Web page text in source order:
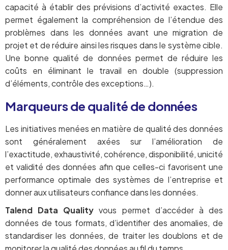
capacité à établir des prévisions d’activité exactes. Elle
permet également la compréhension de l’étendue des
problèmes dans les données avant une migration de
projet et de réduire ainsi les risques dans le système cible.
Une bonne qualité de données permet de réduire les
coûts en éliminant le travail en double (suppression
d’éléments, contrôle des exceptions…).
Marqueurs de qualité de données
Les initiatives menées en matière de qualité des données
sont généralement axées sur l’amélioration de
l’exactitude, exhaustivité, cohérence, disponibilité, unicité
et validité des données afin que celles-ci favorisent une
performance optimale des systèmes de l’entreprise et
donner aux utilisateurs confiance dans les données.
Talend Data Quality vous permet d’accéder à des
données de tous formats, d’identifier des anomalies, de
standardiser les données, de traiter les doublons et de